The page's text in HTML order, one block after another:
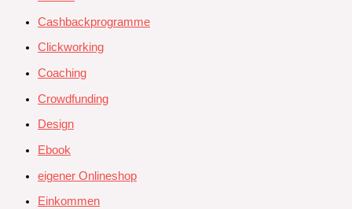
Cashbackprogramme
Clickworking
Coaching
Crowdfunding
Design
Ebook
eigener Onlineshop
Einkommen